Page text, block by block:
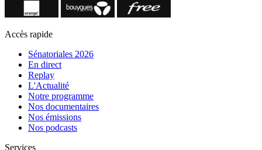
Accès rapide
Sénatoriales 2026
En direct
Replay
L'Actualité
Notre programme
Nos documentaires
Nos émissions
Nos podcasts
Services